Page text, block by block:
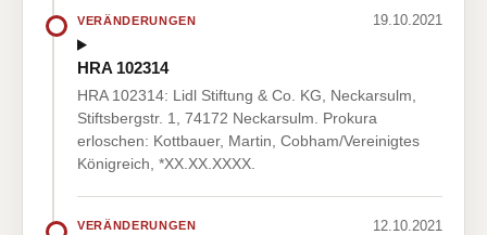
VERÄNDERUNGEN 19.10.2021
HRA 102314
HRA 102314: Lidl Stiftung & Co. KG, Neckarsulm,
Stiftsbergstr. 1, 74172 Neckarsulm. Prokura
erloschen: Kottbauer, Martin, Cobham/Vereinigtes
Königreich, *XX.XX.XXXX.
VERÄNDERUNGEN 12.10.2021